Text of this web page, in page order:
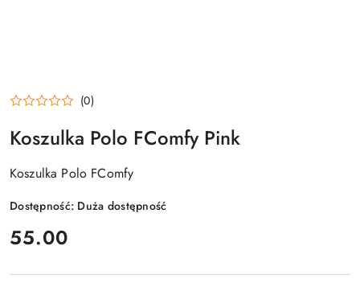
(0)
Koszulka Polo FComfy Pink
Koszulka Polo FComfy
Dostępność: Duża dostępność
cena:
55.00